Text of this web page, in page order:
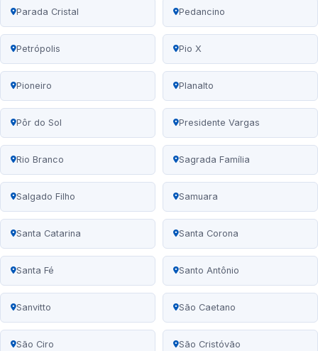
Parada Cristal Pedancino
Petrópolis Pio X
Pioneiro Planalto
Pôr do Sol Presidente Vargas
Rio Branco Sagrada Família
Salgado Filho Samuara
Santa Catarina Santa Corona
Santa Fé Santo Antônio
Sanvitto São Caetano
São Ciro São Cristóvão